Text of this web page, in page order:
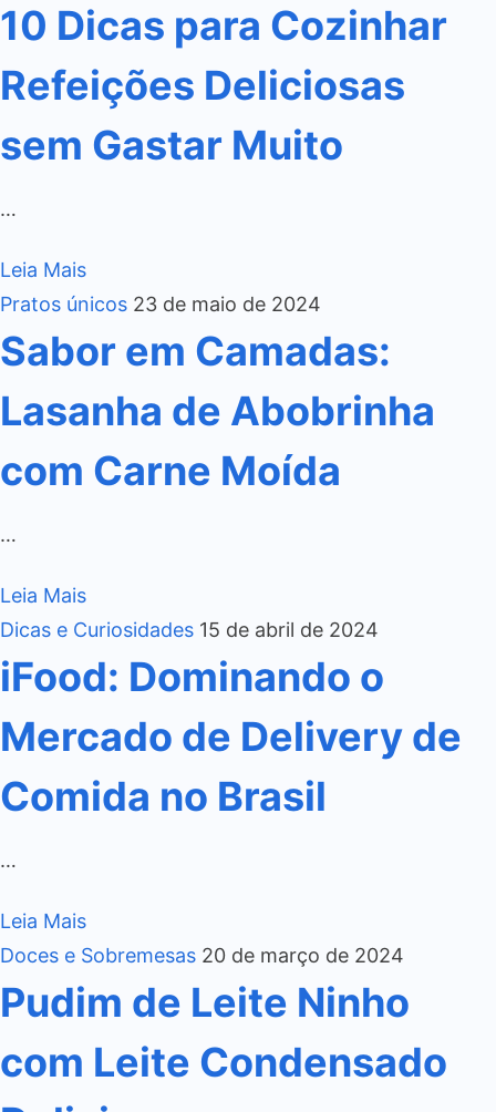
10 Dicas para Cozinhar
Refeições Deliciosas
sem Gastar Muito
…
Leia Mais
Pratos únicos 23 de maio de 2024
Sabor em Camadas:
Lasanha de Abobrinha
com Carne Moída
…
Leia Mais
Dicas e Curiosidades 15 de abril de 2024
iFood: Dominando o
Mercado de Delivery de
Comida no Brasil
…
Leia Mais
Doces e Sobremesas 20 de março de 2024
Pudim de Leite Ninho
com Leite Condensado